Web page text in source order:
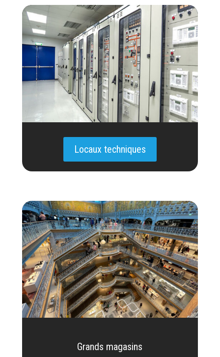
Locaux techniques
Grands magasins